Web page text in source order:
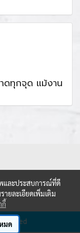
ดทุกจุด แม้งาน
และประสบการณ์ที่ดี
ายละเอียดเพิ่มเติม
กี้
มด